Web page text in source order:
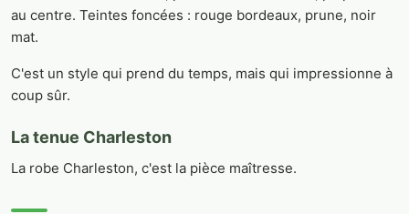
au centre. Teintes foncées : rouge bordeaux, prune, noir
mat.
C'est un style qui prend du temps, mais qui impressionne à
coup sûr.
La tenue Charleston
La robe Charleston, c'est la pièce maîtresse.